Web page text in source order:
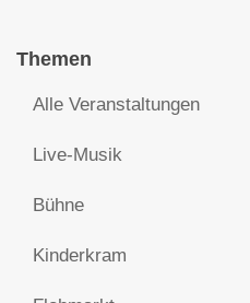
Themen
Alle Veranstaltungen
Live-Musik
Bühne
Kinderkram